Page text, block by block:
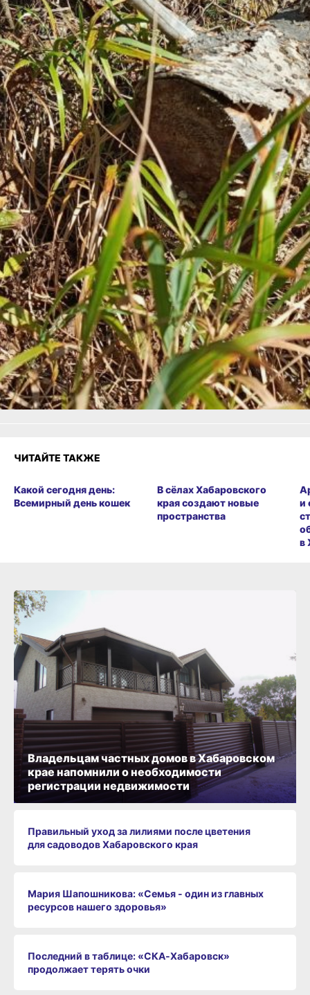
Проведённая проверка выявила
неравномерное распределение сил
и средств при тушении. Это
свидетельствовало о некорректном
выборе тактики борьбы с пожарами,
что могло способствовать
увеличению их площади.
В целях устранения нарушений
в министерство лесного хозяйства
и лесопереработки Хабаровского
края и КГСАУ «Дальневосточная база
авиационной охраны лесов» внесены
соответствующие представления.
После их рассмотрения приняты
оперативные меры — группировка
сил и средств увеличена. В
результате все лесные пожары
ликвидированы к 21.06.2026.
В ТЕМУ:
На фестивале "АмурФест" 50
участников выступят 11–12 июля
в Хабаровске
Читайте нас в соцсетях:ВКонтакте
,
Одноклассники, Телеграмили
Яндекс.ДзениМАКС
Как вам материал?
Огонь!
Супер
Удивило
Грустно
Злость
Разочарование
ЧИТАЙТЕ ТАКЖЕ
Какой сегодня день:
Всемирный день кошек
В сёлах Хабаровского
края создают новые
пространства
и
в
Владельцам частных домов в Хабаровском
крае напомнили о необходимости
регистрации недвижимости
Правильный уход за лилиями после цветения
для садоводов Хабаровского края
Мария Шапошникова: «Семья - один из главных
ресурсов нашего здоровья»
Последний в таблице: «СКА‑Хабаровск»
продолжает терять очки